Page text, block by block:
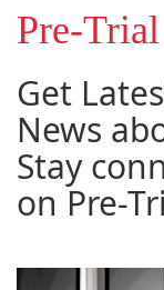
Pre-
Get
News
Stay
on Pre-